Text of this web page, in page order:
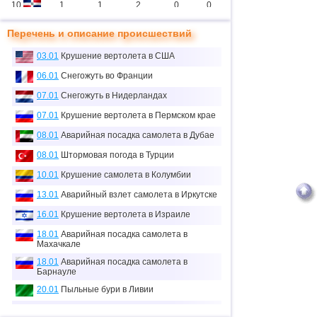
10 1 1 2 0 0
11
12 1
13 3 1 2
14 1 1 0
15 3 2 5 2 7
16 1 0 0 0 0
17
≈
тыс.
18 1 0 0 0 0
19 2 2 1 0
20 1 0 2 0
21 1 0 0 0
22 2 0 0
Перечень и описание происшествий
03.01 Крушение вертолета в США
06.01 Снегожуть во Франции
07.01 Снегожуть в Нидерландах
07.01 Крушение вертолета в Пермском крае
08.01 Аварийная посадка самолета в Дубае
08.01 Штормовая погода в Турции
10.01 Крушение самолета в Колумбии
13.01 Аварийный взлет самолета в Иркутске
16.01 Крушение вертолета в Израиле
18.01 Аварийная посадка самолета в
Махачкале
18.01 Аварийная посадка самолета в
Барнауле
20.01 Пыльные бури в Ливии